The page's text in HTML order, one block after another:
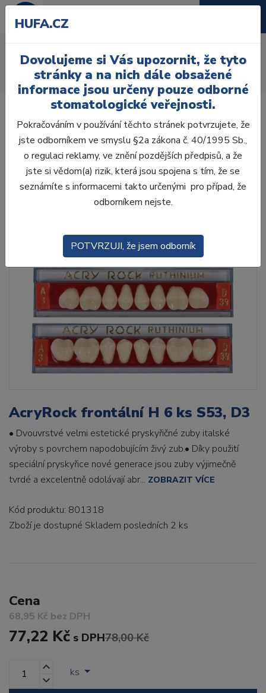
Úvod Zuby
AcryRock
AcryRock frontální H 6 ks S53, D3
AcryRock frontální H 6 ks S53, D3
• Dvouvrstvé velmi estetické pryskyřičné zuby italské
výroby s povrchem napodobujícím živý zub.• Díky použití
speciální pryskyřice nové generace jsou zuby výjimečně
tvrdé a excelentně odolávají abr... ZOBRAZIT VÍCE
Kód produktu: 801318
Zboží je dostupné Skladem posledních 2 ks
Cena
68,95 Kč bez DPH
77,22 Kč s DPH78,00 Kč
ks
HUFA.CZ
Dovolujeme si Vás upozornit, že tyto
stránky a na nich dále obsažené
informace jsou určeny pouze odborné
stomatologické veřejnosti.
Pokračováním v používání těchto stránek potvrzujete, že
jste odborníkem ve smyslu §2a zákona č. 40/1995 Sb.,
o regulaci reklamy, ve znění pozdějších předpisů, a že
jste si vědom(a) rizik, která jsou spojena s tím, že se
seznámíte s informacemi takto určenými pro případ, že
odborníkem nejste.
POTVRZUJI, že jsem odborník